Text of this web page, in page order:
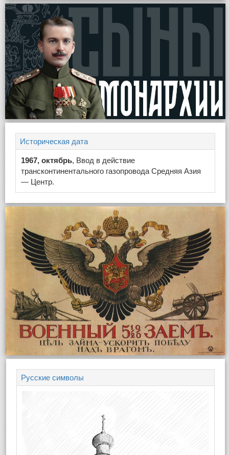
Историческая дата
1967, октябрь, Ввод в действие
трансконтинентального газопровода Средняя Азия
— Центр.
Русские символы